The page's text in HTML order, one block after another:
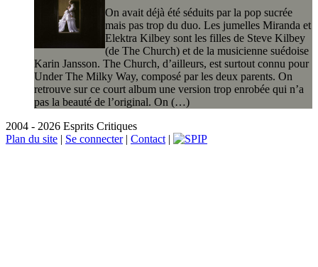
On avait déjà été séduits par la pop sucrée
mais pas trop du duo. Les jumelles Miranda et
Elektra Kilbey sont les filles de Steve Kilbey
(de The Church) et de la musicienne suédoise
Karin Jansson. The Church, d’ailleurs, est surtout connu pour
Under The Milky Way, composé par les deux parents. On
retrouve sur ce court album une version trop enrobée qui n’a
pas la beauté de l’original. On (…)
2004 - 2026 Esprits Critiques
Plan du site | Se connecter| Contact |